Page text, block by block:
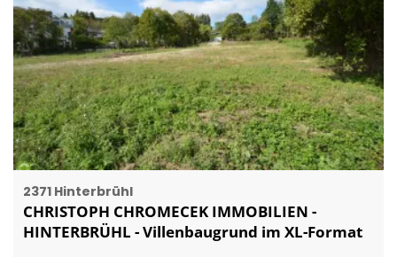
2371 Hinterbrühl
CHRISTOPH CHROMECEK IMMOBILIEN -
HINTERBRÜHL - Villenbaugrund im XL-Format